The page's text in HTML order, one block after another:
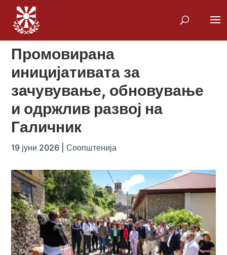
Промовирана
иницијативата за
зачувување, обновување
и одржлив развој на
Галичник
19 јуни 2026 |Соопштенија